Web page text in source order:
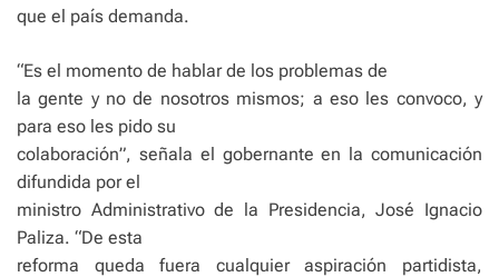
que el país demanda.
“Es el momento de hablar de los problemas de
la gente y no de nosotros mismos; a eso les convoco, y
para eso les pido su
colaboración”, señala el gobernante en la comunicación
difundida por el
ministro Administrativo de la Presidencia, José Ignacio
Paliza. “De esta
reforma queda fuera cualquier aspiración partidista,